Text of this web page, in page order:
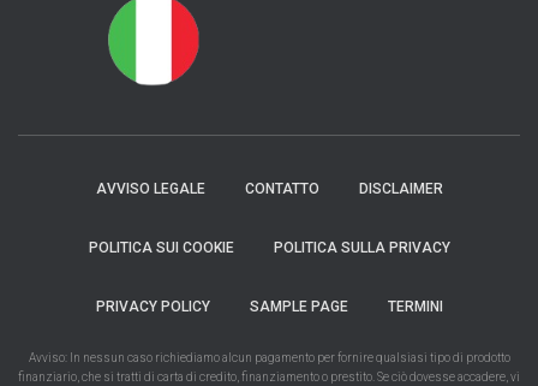
AVVISO LEGALE CONTATTO DISCLAIMER
POLITICA SUI COOKIE POLITICA SULLA PRIVACY
PRIVACY POLICY SAMPLE PAGE TERMINI
Avviso: In nessun caso richiediamo alcun pagamento per fornire qualsiasi tipo di prodotto
finanziario, che si tratti di carta di credito, finanziamento o prestito. Se ciò dovesse accadere, vi